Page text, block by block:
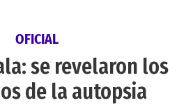
OFICIAL
se revelaron los
de la autopsia